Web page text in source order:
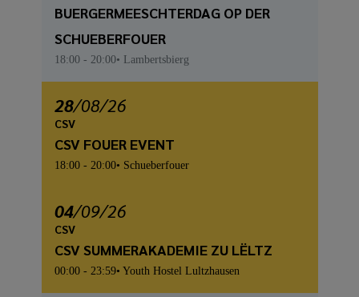
BUERGERMEESCHTERDAG OP DER
SCHUEBERFOUER
18:00 - 20:00 Lambertsbierg
28/08/26
CSV
CSV FOUER EVENT
18:00 - 20:00 Schueberfouer
04/09/26
CSV
CSV SUMMERAKADEMIE ZU LËLTZ
00:00 - 23:59 Youth Hostel Lultzhausen